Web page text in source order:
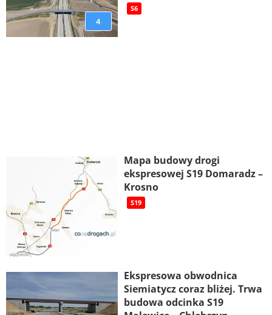
4
S6
Mapa budowy drogi
ekspresowej S19 Domaradz –
Krosno
S19
Ekspresowa obwodnica
Siemiatycz coraz bliżej. Trwa
budowa odcinka S19